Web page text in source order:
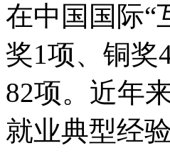
在中国国际“
奖1项、铜奖
82项。近年
就业典型经